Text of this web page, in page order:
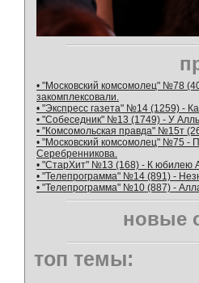
• "Московский комсомолец" №78
закомплексовали.
• "Экспресс газета" №14 (1259) -
• "Собеседник" №13 (1749) - У
• "Комсомольская правда" №15т
• "Московский комсомолец" №75 -
Серебренникова.
• "СтарХит" №13 (168) - К юбилею
• "Телепрограмма" №14 (891) -
• "Телепрограмма" №10 (887) -
новые
топ темы: